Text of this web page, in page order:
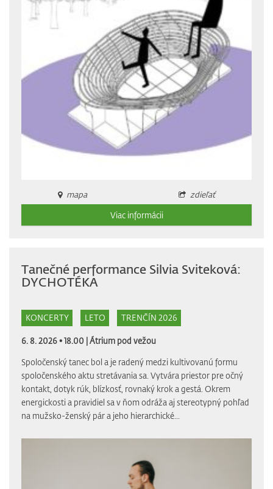
mapa
zdieľať
Viac informácii
Tanečné performance Silvia Sviteková:
DYCHOTÉKA
KONCERTY LETO TRENČÍN 2026
6. 8. 2026 • 18.00 |Átrium pod vežou
Spoločenský tanec bol a je radený medzi kultivovanú formu
spoločenského aktu stretávania sa. Vytvára priestor pre očný
kontakt, dotyk rúk, blízkosť, rovnaký krok a gestá. Okrem
energickosti a pravidiel sa v ňom odráža aj stereotypný pohľad
na mužsko-ženský pár a jeho hierarchické...